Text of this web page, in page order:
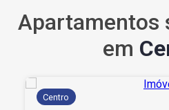
Apartamentos
em
Centro